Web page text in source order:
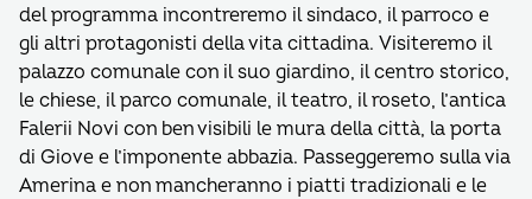
del programma incontreremo il sindaco, il parroco e
gli altri protagonisti della vita cittadina. Visiteremo il
palazzo comunale con il suo giardino, il centro storico,
le chiese, il parco comunale, il teatro, il roseto, l’antica
Falerii Novi con ben visibili le mura della città, la porta
di Giove e l’imponente abbazia. Passeggeremo sulla via
Amerina e non mancheranno i piatti tradizionali e le